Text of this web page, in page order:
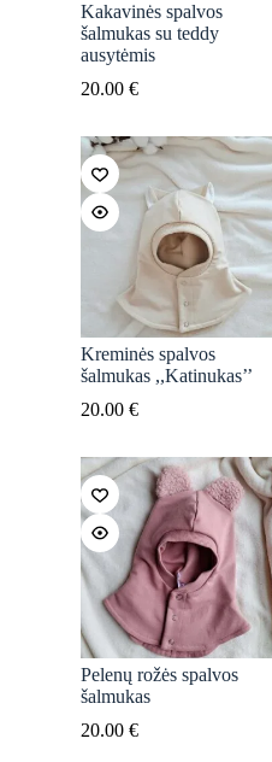
Kakavinės spalvos
šalmukas su teddy
ausytėmis
20.00 €
Kreminės spalvos
šalmukas ,,Katinukas’’
20.00 €
Pelenų rožės spalvos
šalmukas
20.00 €